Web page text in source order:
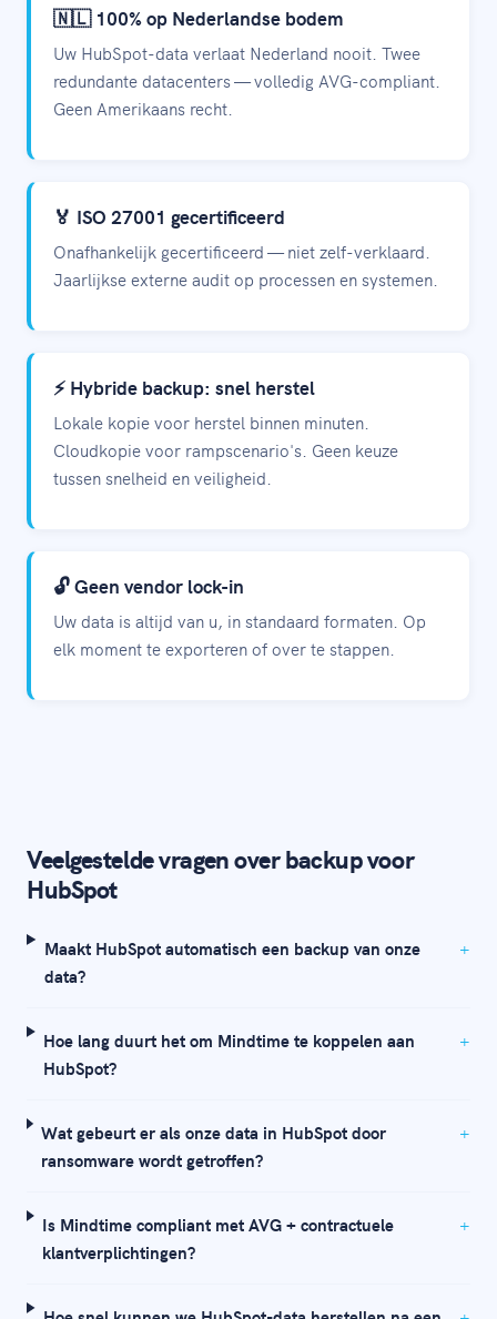
🇳🇱 100% op Nederlandse bodem
Uw HubSpot-data verlaat Nederland nooit. Twee
redundante datacenters — volledig AVG-compliant.
Geen Amerikaans recht.
🏅 ISO 27001 gecertificeerd
Onafhankelijk gecertificeerd — niet zelf-verklaard.
Jaarlijkse externe audit op processen en systemen.
⚡ Hybride backup: snel herstel
Lokale kopie voor herstel binnen minuten.
Cloudkopie voor rampscenario's. Geen keuze
tussen snelheid en veiligheid.
🔓 Geen vendor lock-in
Uw data is altijd van u, in standaard formaten. Op
elk moment te exporteren of over te stappen.
Veelgestelde vragen over backup voor
HubSpot
Maakt HubSpot automatisch een backup van onze
data?
Hoe lang duurt het om Mindtime te koppelen aan
HubSpot?
Wat gebeurt er als onze data in HubSpot door
ransomware wordt getroffen?
Is Mindtime compliant met AVG + contractuele
klantverplichtingen?